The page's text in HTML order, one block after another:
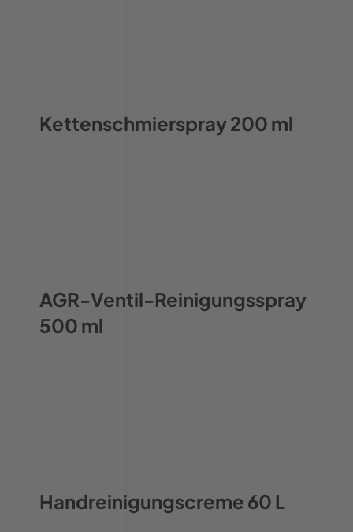
Kettenschmierspray 200 ml
AGR-Ventil-Reinigungsspray
500 ml
Handreinigungscreme 60 L